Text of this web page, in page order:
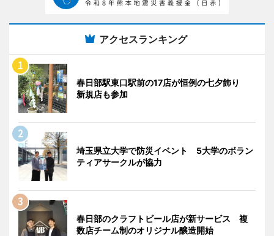
アクセスランキング
春日部駅東口駅前の17店が恒例の七夕飾り
新規店も参加
埼玉県立大学で防災イベント 5大学のボラン
ティアサークルが協力
春日部のクラフトビール店が新サービス 複
数店チーム制のオリジナル醸造開始